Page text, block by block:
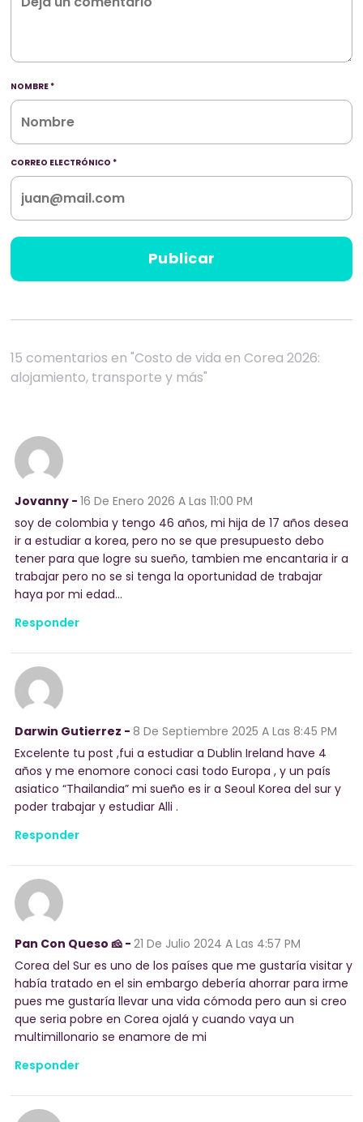
NOMBRE *
CORREO ELECTRÓNICO *
15 comentarios en "Costo de vida en Corea 2026:
alojamiento, transporte y más"
Jovanny - 16 De Enero 2026 A Las 11:00 PM
soy de colombia y tengo 46 años, mi hija de 17 años desea
ir a estudiar a korea, pero no se que presupuesto debo
tener para que logre su sueño, tambien me encantaria ir a
trabajar pero no se si tenga la oportunidad de trabajar
haya por mi edad…
Responder
Darwin Gutierrez - 8 De Septiembre 2025 A Las 8:45 PM
Excelente tu post ,fui a estudiar a Dublin Ireland have 4
años y me enomore conoci casi todo Europa , y un país
asiatico “Thailandia” mi sueño es ir a Seoul Korea del sur y
poder trabajar y estudiar Alli .
Responder
Pan Con Queso 🧀 - 21 De Julio 2024 A Las 4:57 PM
Corea del Sur es uno de los países que me gustaría visitar y
había tratado en el sin embargo debería ahorrar para irme
pues me gustaría llevar una vida cómoda pero aun si creo
que seria pobre en Corea ojalá y cuando vaya un
multimillonario se enamore de mi
Responder